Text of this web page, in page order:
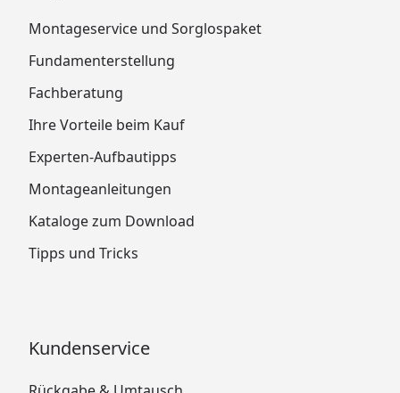
Montageservice und Sorglospaket
Fundamenterstellung
Fachberatung
Ihre Vorteile beim Kauf
Experten-Aufbautipps
Montageanleitungen
Kataloge zum Download
Tipps und Tricks
Kundenservice